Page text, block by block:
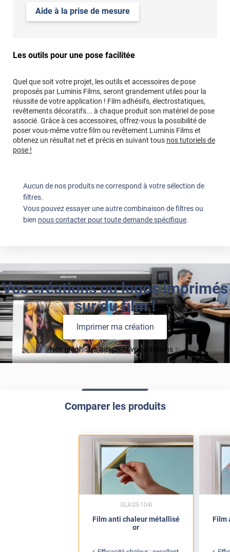
Aide à la prise de mesure
Les outils pour une pose facilitée
Quel que soit votre projet, les outils et accessoires de pose
proposés par Luminis Films, seront grandement utiles pour la
réussite de votre application ! Film adhésifs, électrostatiques,
revêtements décoratifs... à chaque produit son matériel de pose
associé. Grâce à ces accessoires, offrez-vous la possibilité de
poser vous-même votre film ou revêtement Luminis Films et
obtenez un résultat net et précis en suivant tous nos tutoriels de
pose !
Aucun de nos produits ne correspond à votre sélection de
filtres.
Vous pouvez essayer une autre combinaison de filtres ou
bien nous contacter pour toute demande spécifique.
Vos créations ou logos imprimés
sur du film !
Imprimer ma création
Nos graphistes adaptent vos créations ✨
Comparer les produits
Film anti chaleur métallisé
or
GLASS-104i
Film